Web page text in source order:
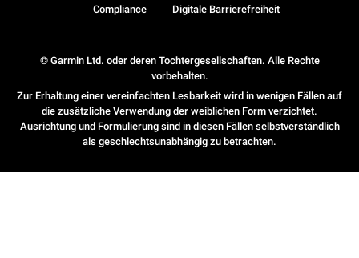
© Garmin Ltd. oder deren Tochtergesellschaften. Alle Rechte
vorbehalten.
Zur Erhaltung einer vereinfachten Lesbarkeit wird in wenigen Fällen auf
die zusätzliche Verwendung der weiblichen Form verzichtet.
Ausrichtung und Formulierung sind in diesen Fällen selbstverständlich
als geschlechtsunabhängig zu betrachten.
Compliance Digitale Barrierefreiheit